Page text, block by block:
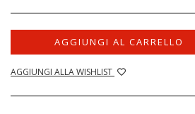
AGGIUNGI AL CARRELLO
AGGIUNGI ALLA WISHLIST